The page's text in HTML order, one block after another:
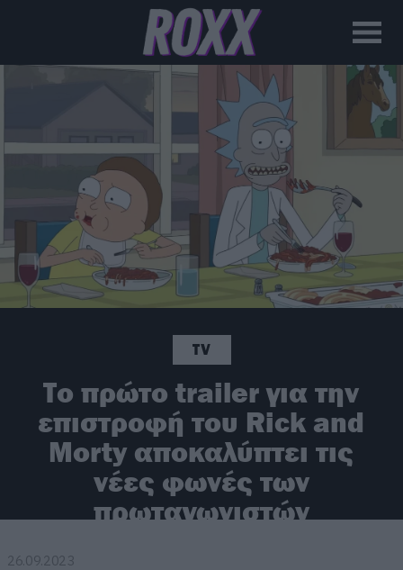
TV
Το πρώτο trailer για την
επιστροφή του Rick and
Morty αποκαλύπτει τις
νέες φωνές των
πρωταγωνιστών
26.09.2023